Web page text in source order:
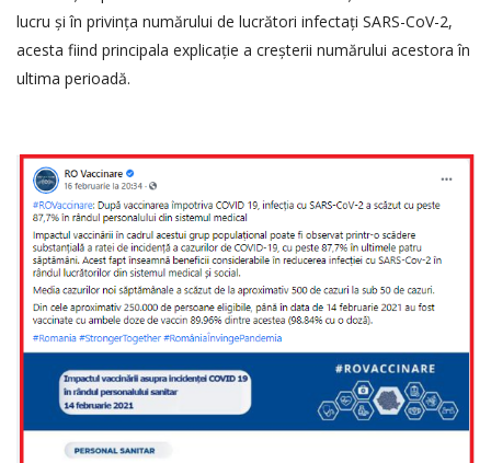
lucru și în privința numărului de lucrători infectați SARS-CoV-2,
acesta fiind principala explicație a creșterii numărului acestora în
ultima perioadă.